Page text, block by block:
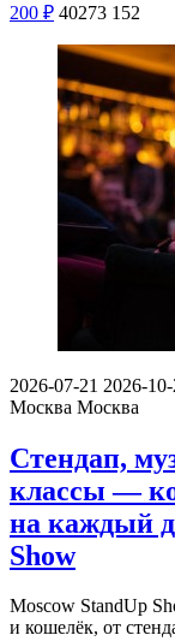
200 ₽ 40273 152
2026-07-21 2026-10-
Москва Москва
Стендап,
классы —
на каждый
Show
Moscow StandUp
и кошелёк, от